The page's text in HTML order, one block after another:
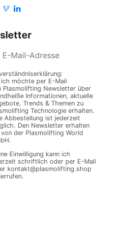
möchte per E-Mail
Plasmolifting Newsletter über
Informationen, aktuelle
Trends & Themen zu
Technologie erhalten.
Abbestellung ist jederzeit
Den Newsletter erhalten
von der Plasmolifting World
Einwilligung kann ich
schriftlich oder per E-Mail
kontakt@plasmolifting.shop